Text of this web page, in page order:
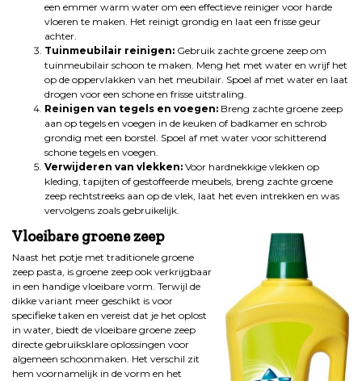
een emmer warm water om een effectieve reiniger voor harde
vloeren te maken. Het reinigt grondig en laat een frisse geur
achter.
Tuinmeubilair reinigen: Gebruik zachte groene zeep om
tuinmeubilair schoon te maken. Meng het met water en wrijf het
op de oppervlakken van het meubilair. Spoel af met water en laat
drogen voor een schone en frisse uitstraling.
Reinigen van tegels en voegen: Breng zachte groene zeep
aan op tegels en voegen in de keuken of badkamer en schrob
grondig met een borstel. Spoel af met water voor schitterend
schone tegels en voegen.
Verwijderen van vlekken: Voor hardnekkige vlekken op
kleding, tapijten of gestoffeerde meubels, breng zachte groene
zeep rechtstreeks aan op de vlek, laat het even intrekken en was
vervolgens zoals gebruikelijk.
Vloeibare groene zeep
Naast het potje met traditionele groene
zeep pasta, is groene zeep ook verkrijgbaar
in een handige vloeibare vorm. Terwijl de
dikke variant meer geschikt is voor
specifieke taken en vereist dat je het oplost
in water, biedt de vloeibare groene zeep
directe gebruiksklare oplossingen voor
algemeen schoonmaken. Het verschil zit
hem voornamelijk in de vorm en het